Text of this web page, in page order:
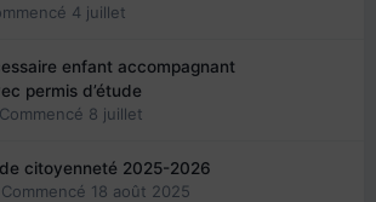
4 juillet
enfant accompagnant
permis d’étude
Commencé 8 juillet
citoyenneté 2025-2026
Commencé 18 août 2025